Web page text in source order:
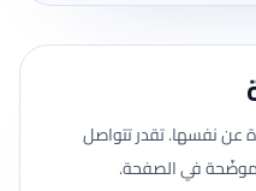
عن نفسها. تقدر تتواصل
في الصفحة.